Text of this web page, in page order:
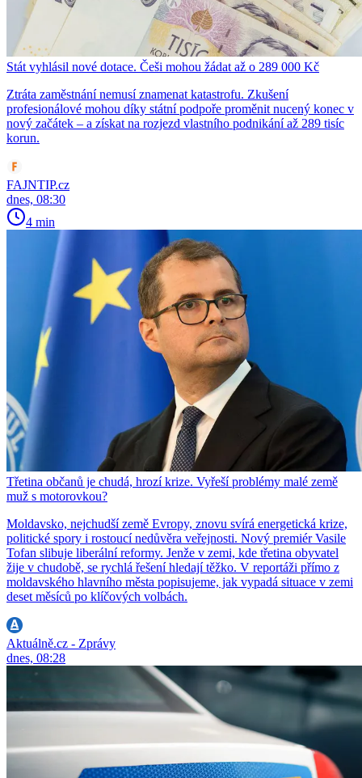
Stát vyhlásil nové dotace. Češi mohou žádat až o 289 000 Kč
Ztráta zaměstnání nemusí znamenat katastrofu. Zkušení
profesionálové mohou díky státní podpoře proměnit nucený konec v
nový začátek – a získat na rozjezd vlastního podnikání až 289 tisíc
korun.
FAJNTIP.cz
dnes, 08:30
4 min
Třetina občanů je chudá, hrozí krize. Vyřeší problémy malé země
muž s motorovkou?
Moldavsko, nejchudší země Evropy, znovu svírá energetická krize,
politické spory i rostoucí nedůvěra veřejnosti. Nový premiér Vasile
Tofan slibuje liberální reformy. Jenže v zemi, kde třetina obyvatel
žije v chudobě, se rychlá řešení hledají těžko. V reportáži přímo z
moldavského hlavního města popisujeme, jak vypadá situace v zemi
deset měsíců po klíčových volbách.
Aktuálně.cz - Zprávy
dnes, 08:28